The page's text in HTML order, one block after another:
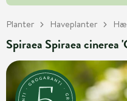
Planter Haveplanter
Spiraea Spiraea